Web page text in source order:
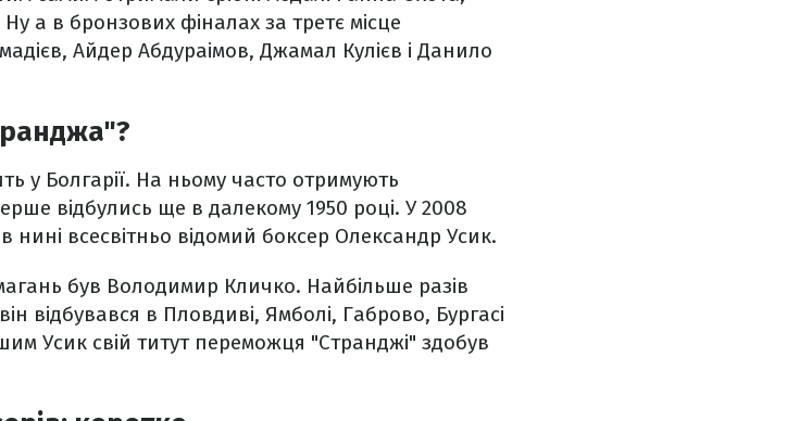
а в бронзових фіналах за третє місце
Айдер Абдураімов, Джамал Кулієв і Данило
у Болгарії. На ньому часто отримують
відбулись ще в далекому 1950 році. У 2008
нині всесвітньо відомий боксер Олександр Усик.
був Володимир Кличко. Найбільше разів
відбувався в Пловдиві, Ямболі, Габрово, Бургасі
Усик свій титут переможця "Странджі" здобув